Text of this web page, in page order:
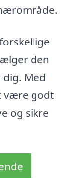
den
Med
være godt
og sikre